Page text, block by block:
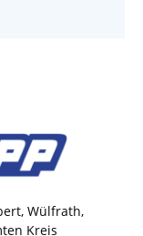
Wülfrath,
Kreis